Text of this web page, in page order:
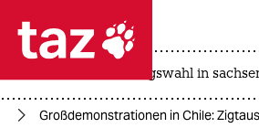
 taz zahl ich
taz zahl ich
landtagswahl in
Großdemonstrationen in Chile: